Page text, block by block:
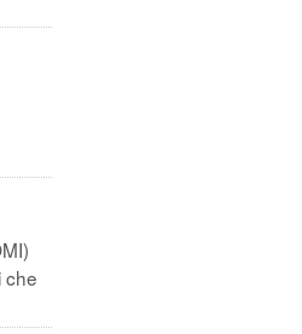
che